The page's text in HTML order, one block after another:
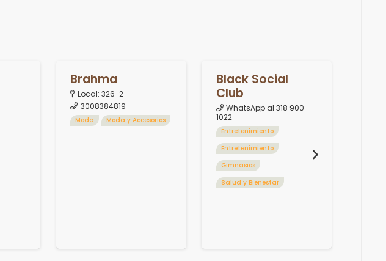
Brahma
Local:326-2
3008384819
Moda Moda y Accesorios
Black Social
Club
WhatsApp al 318 900
1022
Entretenimiento
Entretenimiento
Gimnasios
Salud y Bienestar